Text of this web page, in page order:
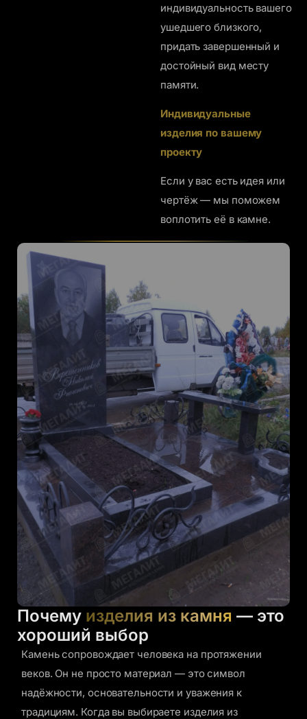
индивидуальность вашего
ушедшего близкого,
придать завершенный и
достойный вид месту
памяти.
Индивидуальные
изделия по вашему
проекту
Если у вас есть идея или
чертёж — мы поможем
воплотить её в камне.
Почему изделия из камня — это
хороший выбор
Камень сопровождает человека на протяжении
веков. Он не просто материал — это символ
надёжности, основательности и уважения к
традициям. Когда вы выбираете изделия из